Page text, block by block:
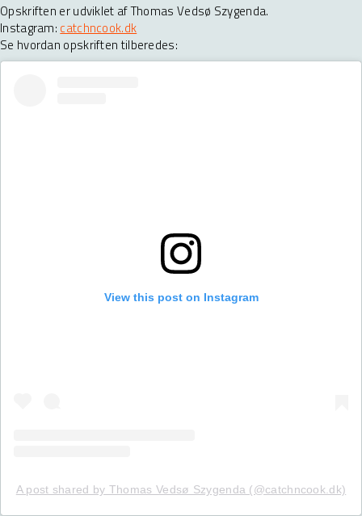
Opskriften er udviklet af Thomas Vedsø Szygenda.
Instagram: catchncook.dk
Se hvordan opskriften tilberedes:
View this post on Instagram
A post shared by Thomas Vedsø Szygenda (@catchncook.dk)